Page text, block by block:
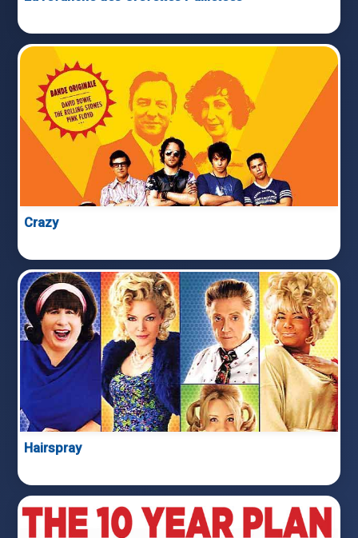
Crazy
Hairspray